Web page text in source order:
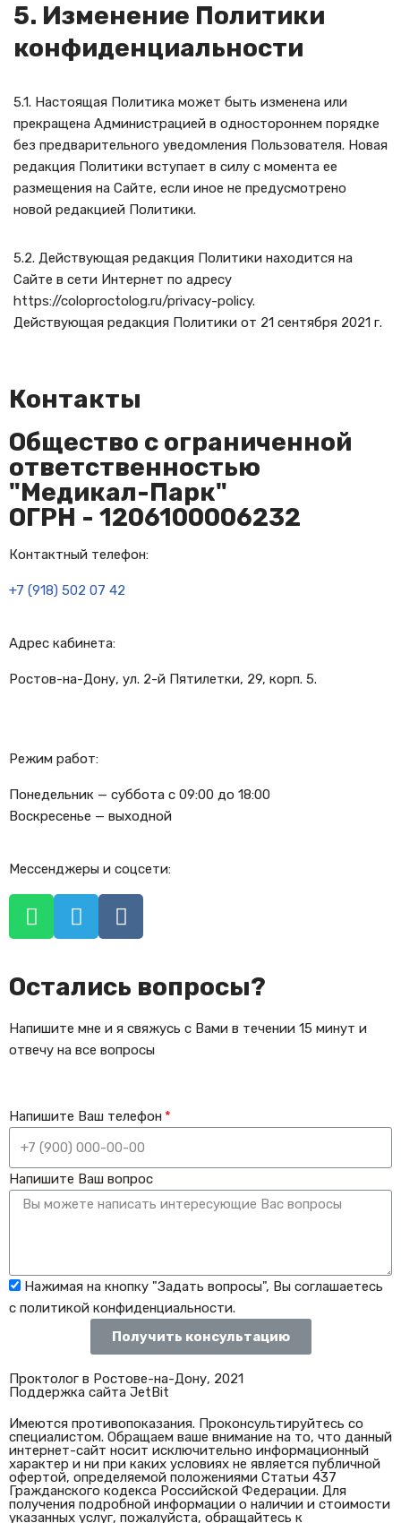
5. Изменение Политики
конфиденциальности
5.1. Настоящая Политика может быть изменена или
прекращена Администрацией в одностороннем порядке
без предварительного уведомления Пользователя. Новая
редакция Политики вступает в силу с момента ее
размещения на Сайте, если иное не предусмотрено
новой редакцией Политики.
5.2. Действующая редакция Политики находится на
Сайте в сети Интернет по адресу
https://coloproctolog.ru/privacy-policy.
Действующая редакция Политики от 21 сентября 2021 г.
Контакты
Общество с ограниченной
ответственностью
"Медикал-Парк"
ОГРН - 1206100006232
Контактный телефон:
+7 (918) 502 07 42
Адрес кабинета:
Ростов-на-Дону, ул. 2-й Пятилетки, 29, корп. 5.
Режим работ:
Понедельник — суббота с 09:00 до 18:00
Воскресенье — выходной
Мессенджеры и соцсети:
Остались вопросы?
Напишите мне и я свяжусь с Вами в течении 15 минут и
отвечу на все вопросы
Напишите Ваш телефон
Напишите Ваш вопрос
Нажимая на кнопку "Задать вопросы", Вы соглашаетесь
с политикой конфиденциальности.
Получить консультацию
Проктолог в Ростове-на-Дону, 2021
Поддержка сайта JetBit
Имеются противопоказания. Проконсультируйтесь со
специалистом. Обращаем ваше внимание на то, что данный
интернет-сайт носит исключительно информационный
характер и ни при каких условиях не является публичной
офертой, определяемой положениями Статьи 437
Гражданского кодекса Российской Федерации. Для
получения подробной информации о наличии и стоимости
указанных услуг, пожалуйста, обращайтесь к